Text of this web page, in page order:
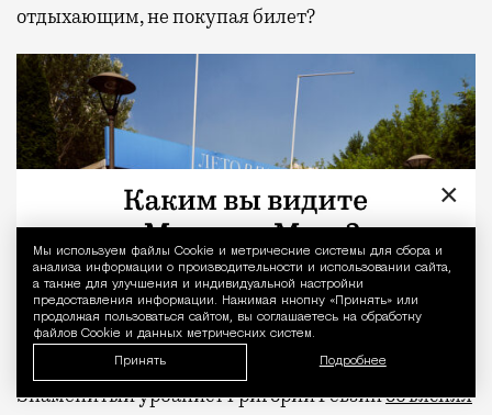
Уведомление
Мы используем файлы Сookie и метрические системы для сбора и
анализа информации о производительности и использовании сайта,
а также для улучшения и индивидуальной настройки
предоставления информации. Нажимая кнопку «Принять» или
продолжая пользоваться сайтом, вы соглашаетесь на обработку
файлов Cookie и данных метрических систем.
Принять Подробнее
отдыхающим, не покупая билет?
Знаменитый урбанист Григорий Ревзинобъяснял
×